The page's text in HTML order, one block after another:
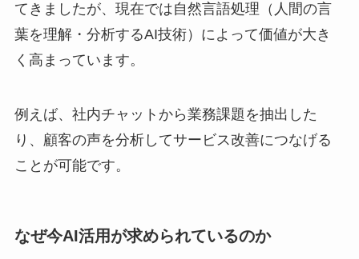
てきましたが、現在では自然言語処理（人間の言
葉を理解・分析するAI技術）によって価値が大き
く高まっています。
例えば、社内チャットから業務課題を抽出した
り、顧客の声を分析してサービス改善につなげる
ことが可能です。
なぜ今AI活用が求められているのか